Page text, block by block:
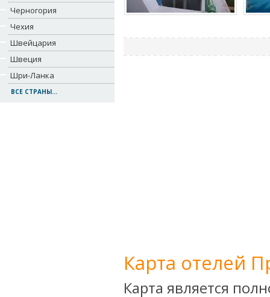
Черногория
Чехия
Швейцария
Швеция
Шри-Ланка
ВСЕ СТРАНЫ...
Карта отелей
Карта является